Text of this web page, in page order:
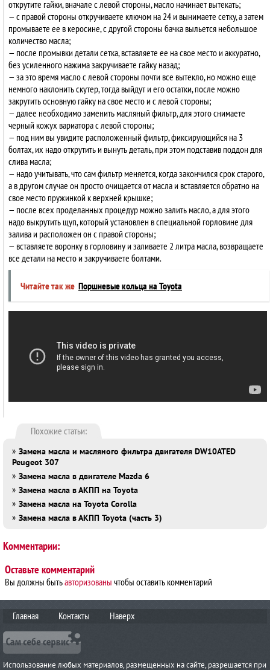
открутите гайки, вначале с левой стороны, масло начинает вытекать;
— с правой стороны откручиваете ключом на 24 и вынимаете сетку, а затем
промываете ее в керосине, с другой стороны бачка выльется небольшое
количество масла;
— после промывки детали сетка, вставляете ее на свое место и аккуратно,
без усиленного нажима закручиваете гайку назад;
— за это время масло с левой стороны почти все вытекло, но можно еще
немного наклонить скутер, тогда выйдут и его остатки, после можно
закрутить основную гайку на свое место и с левой стороны;
— далее необходимо заменить масляный фильтр, для этого снимаете
черный кожух вариатора с левой стороны;
— под ним вы увидите расположенный фильтр, фиксирующийся на 3
болтах, их надо открутить и вынуть деталь, при этом подставив поддон для
слива масла;
— надо учитывать, что сам фильтр меняется, когда закончился срок старого,
а в другом случае он просто очищается от масла и вставляется обратно на
свое место пружинкой к верхней крышке;
— после всех проделанных процедур можно залить масло, а для этого
надо выкрутить щуп, который установлен в специальной горловине для
залива и расположен он с правой стороны;
— вставляете воронку в горловину и заливаете 2 литра масла, возвращаете
все детали на место и закручиваете болтами.
Читайте так же Поршневые кольца на Toyota
Похожие статьи:
» Замена масла и масляного фильтра двигателя DW10ATED
Peugeot 307
» Замена масла в двигателе Mazda 6
» Замена масла в АКПП на Toyota
» Замена масла на Toyota Corolla
» Замена масла в АКПП Toyota (часть 3)
Комментарии:
Оставьте комментарий
Вы должны бытьавторизованы чтобы оставить комментарий
Главная Контакты Наверх
Использование любых материалов, размещенных на сайте, разрешается при